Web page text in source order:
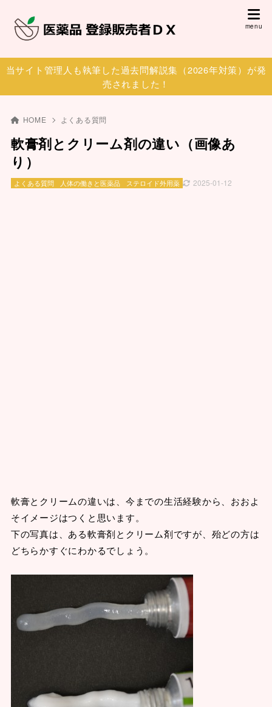
当サイト管理人も執筆した過去問解説集（2026年対策）が発
売されました！
HOME よくある質問
軟膏剤とクリーム剤の違い（画像あ
り）
2025-01-12
よくある質問 人体の働きと医薬品 ステロイド外用薬
軟膏とクリームの違いは、今までの生活経験から、おおよ
そイメージはつくと思います。
下の写真は、ある軟膏剤とクリーム剤ですが、殆どの方は
どちらかすぐにわかるでしょう。